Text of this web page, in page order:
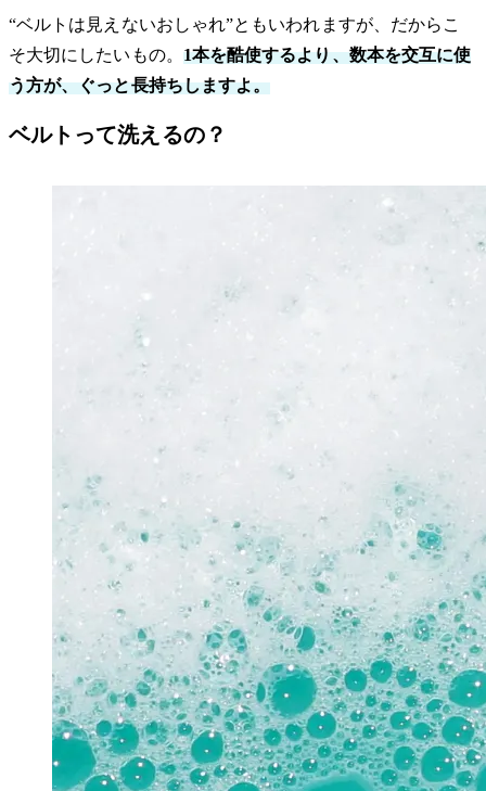
“ベルトは見えないおしゃれ”ともいわれますが、だからこ
そ大切にしたいもの。 1本を酷使するより、数本を交互に使
う方が、ぐっと長持ちしますよ。
ベルトって洗えるの？